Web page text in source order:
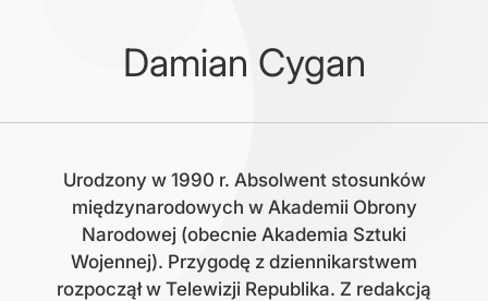
Damian Cygan
Urodzony w 1990 r. Absolwent stosunków
międzynarodowych w Akademii Obrony
Narodowej (obecnie Akademia Sztuki
Wojennej). Przygodę z dziennikarstwem
rozpoczął w Telewizji Republika. Z redakcją